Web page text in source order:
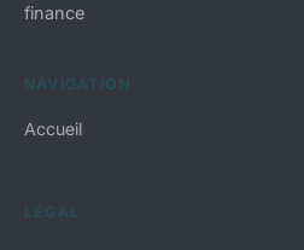
finance
NAVIGATION
Accueil
LÉGAL